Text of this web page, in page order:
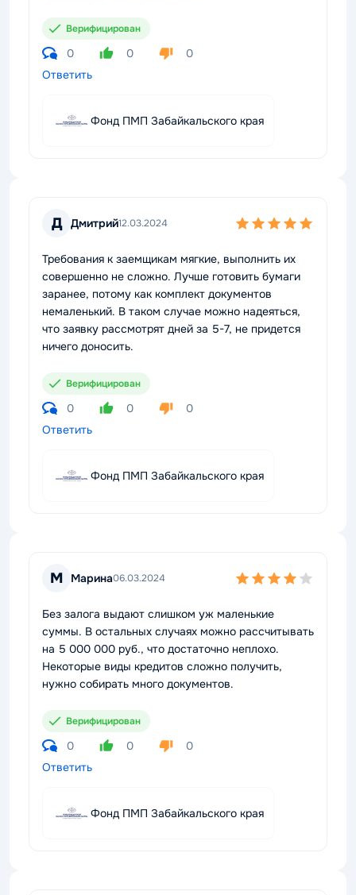
Верифицирован
0 0
0
Ответить
Фонд ПМП Забайкальского края
Д Дмитрий12.03.2024
Требования к заемщикам мягкие, выполнить их
совершенно не сложно. Лучше готовить бумаги
заранее, потому как комплект документов
немаленький. В таком случае можно надеяться,
что заявку рассмотрят дней за 5-7, не придется
ничего доносить.
Верифицирован
0 0
0
Ответить
Фонд ПМП Забайкальского края
М Марина06.03.2024
Без залога выдают слишком уж маленькие
суммы. В остальных случаях можно рассчитывать
на 5 000 000 руб., что достаточно неплохо.
Некоторые виды кредитов сложно получить,
нужно собирать много документов.
Верифицирован
0 0
0
Ответить
Фонд ПМП Забайкальского края